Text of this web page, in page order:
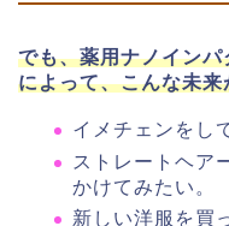
でも、薬用ナノイン
によって、こんな未
イメチェンをし
ストレートヘア
かけてみたい。
新しい洋服を買